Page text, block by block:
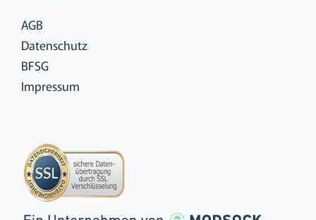
AGB
Datenschutz
BFSG
Impressum